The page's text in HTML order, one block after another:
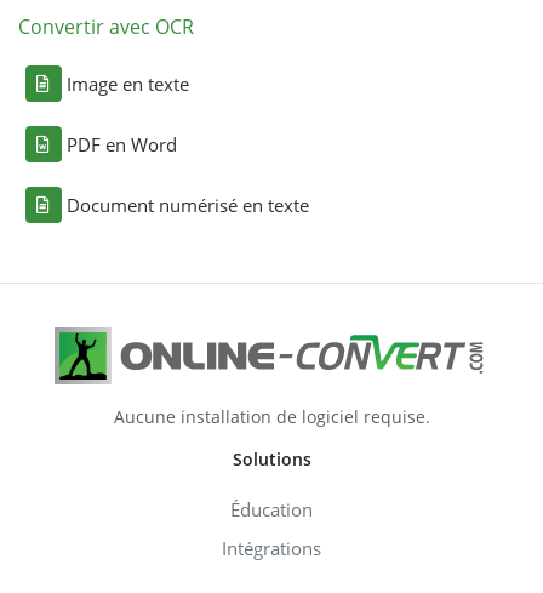
Convertir avec OCR
Image en texte
PDF en Word
Document numérisé en texte
Aucune installation de logiciel requise.
Solutions
Éducation
Intégrations